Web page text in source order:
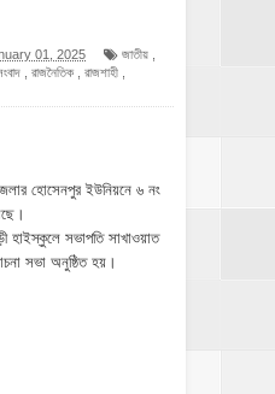
01, 2025 জাতীয়
রাজনৈতিক রাজশাহী
হোসেনপুর ইউনিয়নে ৬ নং
হাইস্কুলে সভাপতি সাখাওয়াত
সভা অনুষ্ঠিত হয়।